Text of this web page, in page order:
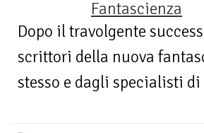
Fantascienza
Dopo il travolgente
scrittori della nuova
stesso e dagli specialisti